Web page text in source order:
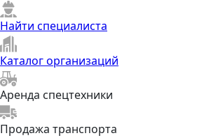
Найти специалиста
Каталог организаций
Аренда спецтехники
Продажа транспорта